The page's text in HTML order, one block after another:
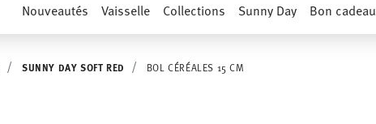
Nouveautés Vaisselle Collections Sunny Day Bon cadeau
SUNNY DAY SOFT RED BOL CÉRÉALES 15 CM